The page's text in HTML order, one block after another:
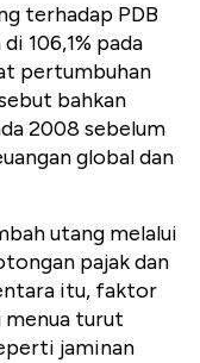
terhadap PDB
106,1% pada
pertumbuhan
bahkan
2008 sebelum
global dan
utang melalui
pajak dan
itu, faktor
turut
jaminan